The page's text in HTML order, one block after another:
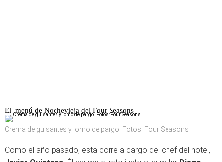
El menú de Nochevieja del Four Seasons
Crema de guisantes y lomo de pargo. Fotos: Four Seasons
Como el año pasado, esta corre a cargo del chef del hotel,